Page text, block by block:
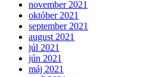
november 2021
október 2021
september 2021
august 2021
júl 2021
jún 2021
máj 2021